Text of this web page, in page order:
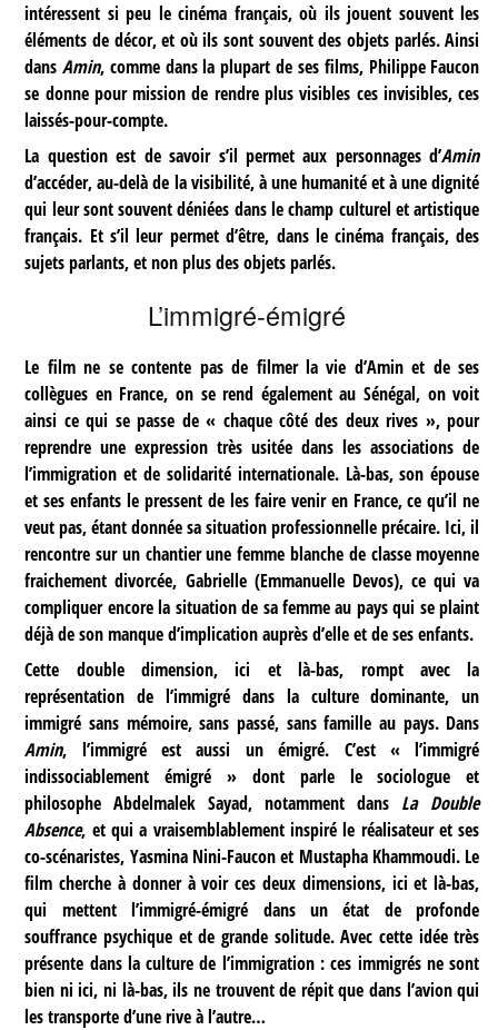
intéressent si peu le cinéma français, où ils jouent souvent les
éléments de décor, et où ils sont souvent des objets parlés. Ainsi
dansAmin, comme dans la plupart de ses films, Philippe Faucon
se donne pour mission de rendre plus visibles ces invisibles, ces
laissés-pour-compte.
La question est de savoir s’il permet aux personnages d’Amin
d’accéder, au-delà de la visibilité, à une humanité et à une dignité
qui leur sont souvent déniées dans le champ culturel et artistique
français. Et s’il leur permet d’être, dans le cinéma français, des
sujets parlants, et non plus des objets parlés.
L’immigré-émigré
Le film ne se contente pas de filmer la vie d’Amin et de ses
collègues en France, on se rend également au Sénégal, on voit
ainsi ce qui se passe de « chaque côté des deux rives », pour
reprendre une expression très usitée dans les associations de
l’immigration et de solidarité internationale. Là-bas, son épouse
et ses enfants le pressent de les faire venir en France, ce qu’il ne
veut pas, étant donnée sa situation professionnelle précaire. Ici, il
rencontre sur un chantier une femme blanche de classe moyenne
fraichement divorcée, Gabrielle (Emmanuelle Devos), ce qui va
compliquer encore la situation de sa femme au pays qui se plaint
déjà de son manque d’implication auprès d’elle et de ses enfants.
Cette double dimension, ici et là-bas, rompt avec la
représentation de l’immigré dans la culture dominante, un
immigré sans mémoire, sans passé, sans famille au pays. Dans
Amin, l’immigré est aussi un émigré. C’est « l’immigré
indissociablement émigré » dont parle le sociologue et
philosophe Abdelmalek Sayad, notamment dans La Double
Absence, et qui a vraisemblablement inspiré le réalisateur et ses
co-scénaristes, Yasmina Nini-Faucon et Mustapha Khammoudi. Le
film cherche à donner à voir ces deux dimensions, ici et là-bas,
qui mettent l’immigré-émigré dans un état de profonde
souffrance psychique et de grande solitude. Avec cette idée très
présente dans la culture de l’immigration : ces immigrés ne sont
bien ni ici, ni là-bas, ils ne trouvent de répit que dans l’avion qui
les transporte d’une rive à l’autre…